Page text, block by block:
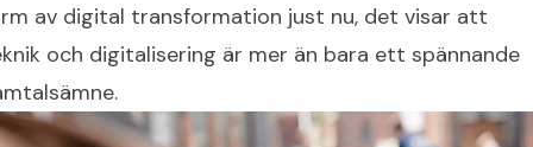
av digital transformation just nu, det visar att
och digitalisering är mer än bara ett spännande